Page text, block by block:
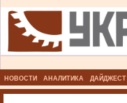
НОВОСТИ АНАЛИТИКА ДАЙДЖЕСТ